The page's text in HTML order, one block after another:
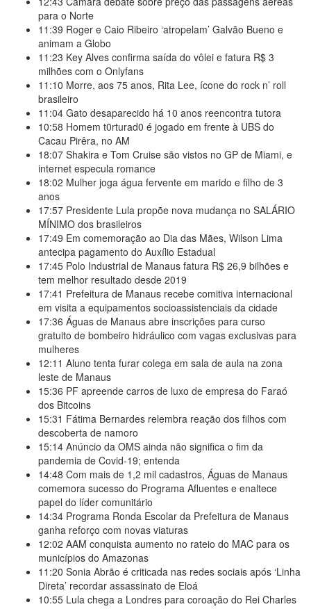
para o Norte
11:39 Roger e Caio Ribeiro ‘atropelam’ Galvão Bueno e
animam a Globo
11:23 Key Alves confirma saída do vôlei e fatura R$ 3
milhões com o Onlyfans
11:10 Morre, aos 75 anos, Rita Lee, ícone do rock n’ roll
brasileiro
11:04 Gato desaparecido há 10 anos reencontra tutora
10:58 Homem t0rturad0 é jogado em frente à UBS do
Cacau Pirêra, no AM
18:07 Shakira e Tom Cruise são vistos no GP de Miami, e
internet especula romance
18:02 Mulher joga água fervente em marido e filho de 3
anos
17:57 Presidente Lula propõe nova mudança no SALÁRIO
MÍNIMO dos brasileiros
17:49 Em comemoração ao Dia das Mães, Wilson Lima
antecipa pagamento do Auxílio Estadual
17:45 Polo Industrial de Manaus fatura R$ 26,9 bilhões e
tem melhor resultado desde 2019
17:41 Prefeitura de Manaus recebe comitiva internacional
em visita a equipamentos socioassistenciais da cidade
17:36 Águas de Manaus abre inscrições para curso
gratuito de bombeiro hidráulico com vagas exclusivas para
mulheres
12:11 Aluno tenta furar colega em sala de aula na zona
leste de Manaus
15:36 PF apreende carros de luxo de empresa do Faraó
dos Bitcoins
15:31 Fátima Bernardes relembra reação dos filhos com
descoberta de namoro
15:14 Anúncio da OMS ainda não significa o fim da
pandemia de Covid-19; entenda
14:48 Com mais de 1,2 mil cadastros, Águas de Manaus
comemora sucesso do Programa Afluentes e enaltece
papel do líder comunitário
14:34 Programa Ronda Escolar da Prefeitura de Manaus
ganha reforço com novas viaturas
12:02 AAM conquista aumento no rateio do MAC para os
municípios do Amazonas
11:20 Sonia Abrão é criticada nas redes sociais após ‘Linha
Direta’ recordar assassinato de Eloá
10:55 Lula chega a Londres para coroação do Rei Charles